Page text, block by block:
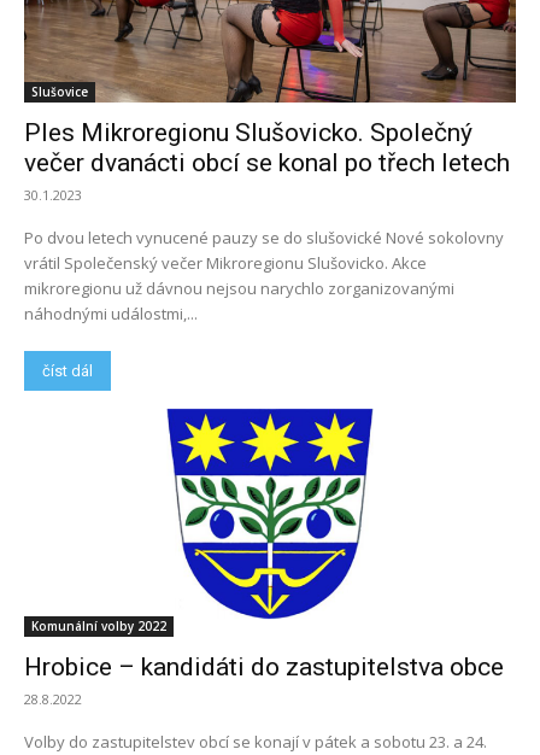
Slušovice
Ples Mikroregionu Slušovicko. Společný
večer dvanácti obcí se konal po třech letech
30.1.2023
Po dvou letech vynucené pauzy se do slušovické Nové sokolovny
vrátil Společenský večer Mikroregionu Slušovicko. Akce
mikroregionu už dávnou nejsou narychlo zorganizovanými
náhodnými událostmi,...
číst dál
Komunální volby 2022
Hrobice – kandidáti do zastupitelstva obce
28.8.2022
Volby do zastupitelstev obcí se konají v pátek a sobotu 23. a 24.